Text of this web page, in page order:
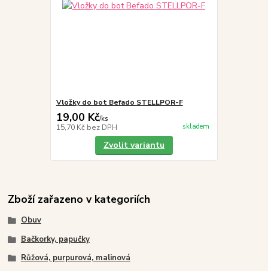
Vložky do bot Befado STELLPOR-F
19,00 Kč/ks
15,70 Kč bez DPH skladem
Zvolit variantu
Zboží zařazeno v kategoriích
Obuv
Bačkorky, papučky
Růžová, purpurová, malinová